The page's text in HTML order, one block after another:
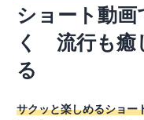
ショート動画
く 流行も癒
る
サクッと楽しめるショー